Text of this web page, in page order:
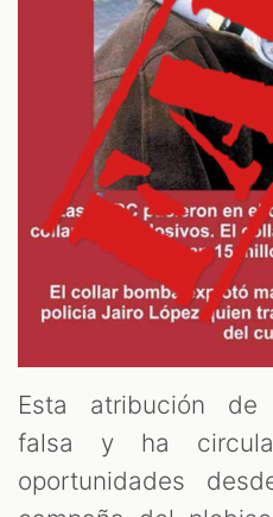
Esta atribución de
falsa y ha
oportunidades